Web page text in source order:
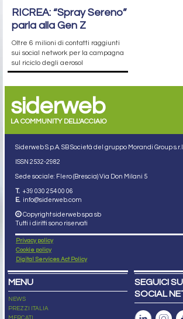
RICREA: “Spray Sereno”
parla alla Gen Z
Oltre 6 milioni di contatti raggiunti
sui social network per la campagna
sul riciclo degli aerosol
siderweb
LA COMMUNITY DELL'ACCIAIO
Siderweb S.p.A. SB Società del gruppo Morandi Group s.r.l.
ISSN 2532-2982
Sede sociale: Flero (Brescia) Via Don Milani 5
T. +39 030 254 00 06
E. info@siderweb.com
Copyright siderweb spa sb
Tutti i diritti sono riservati
Privacy policy
Cookie policy
Digital Services Act Policy
MENU
NEWS
PREZZI ITALIA
MERCATI
SEGUICI
SOCIAL